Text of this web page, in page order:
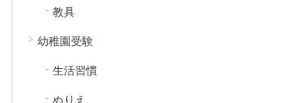
教具
幼稚園受験
生活習慣
ぬりえ